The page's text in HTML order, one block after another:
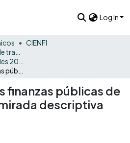
Log In
CIENFI
finanzas públicas de
descriptiva